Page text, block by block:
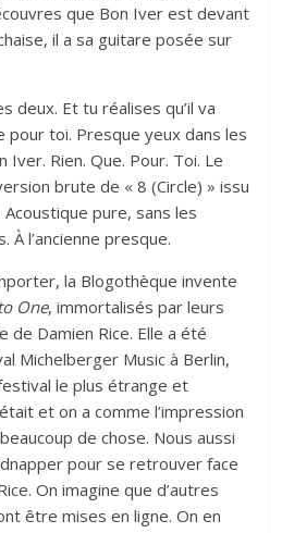
que Bon Iver est devant
il a sa guitare posée sur
deux. Et tu réalises qu’il va
pour toi. Presque yeux dans les
Iver. Rien. Que. Pour. Toi. Le
brute de « 8 (Circle) » issu
Acoustique pure, sans les
l’ancienne presque.
la Blogothèque invente
One, immortalisés par leurs
de Damien Rice. Elle a été
Michelberger Music à Berlin,
le plus étrange et
et on a comme l’impression
de chose. Nous aussi
pour se retrouver face
On imagine que d’autres
être mises en ligne. On en